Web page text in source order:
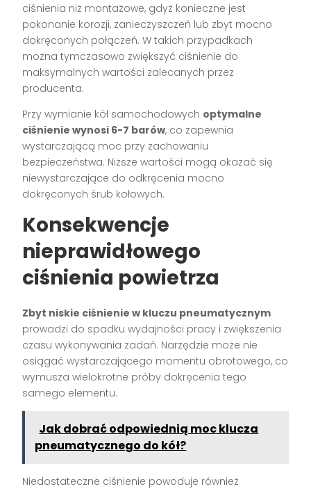
ciśnienia niż montażowe, gdyż konieczne jest
pokonanie korozji, zanieczyszczeń lub zbyt mocno
dokręconych połączeń. W takich przypadkach
można tymczasowo zwiększyć ciśnienie do
maksymalnych wartości zalecanych przez
producenta.
Przy wymianie kół samochodowych optymalne
ciśnienie wynosi 6-7 barów, co zapewnia
wystarczającą moc przy zachowaniu
bezpieczeństwa. Niższe wartości mogą okazać się
niewystarczające do odkręcenia mocno
dokręconych śrub kołowych.
Konsekwencje
nieprawidłowego
ciśnienia powietrza
Zbyt niskie ciśnienie w kluczu pneumatycznym
prowadzi do spadku wydajności pracy i zwiększenia
czasu wykonywania zadań. Narzędzie może nie
osiągać wystarczającego momentu obrotowego, co
wymusza wielokrotne próby dokręcenia tego
samego elementu.
Jak dobrać odpowiednią moc klucza
pneumatycznego do kół?
Niedostateczne ciśnienie powoduje również